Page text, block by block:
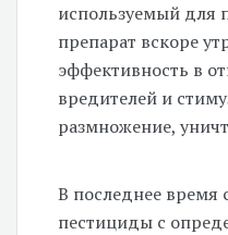
используемый для
препарат вскоре
эффективность в
вредителей и
размножение,
В последнее время
пестициды с